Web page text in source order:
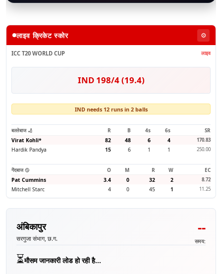
लाइव क्रिकेट स्कोर ⚙️
ICC T20 WORLD CUP लाइव
IND 198/4 (19.4)
IND needs 12 runs in 2 balls
बल्लेबाज 🏏 R B 4s 6s
SR
Virat Kohli* 82 48 6 4 170.83
Hardik Pandya 15 6 1 1 250.00
गेंदबाज 🥎 O M R W
EC
Pat Cummins
3.4 0 32 2 8.72
Mitchell Starc 4 0 45 1 11.25
अंबिकापुर
सरगुजा संभाग, छ.ग.
--
समय:
⏳मौसम जानकारी लोड हो रही है...